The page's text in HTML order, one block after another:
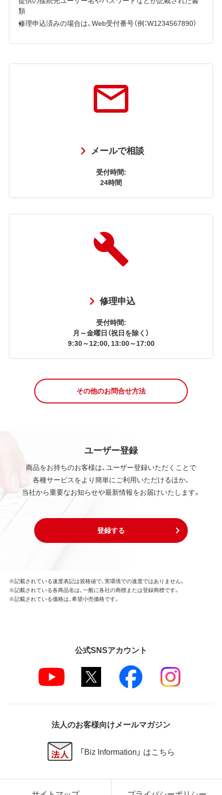
類
修理申込済みの場合は、Web受付番号（例：W1234567890）
メールで相談
受付時間:
24時間
修理申込
受付時間:
月～金曜日（祝日を除く）
9:30～12:00, 13:00～17:00
その他のお問合せ方法
ユーザー登録
商品をお持ちのお客様は、ユーザー登録いただくことで
各種サービスをより簡単にご利用いただけるほか、
当社から重要なお知らせや最新情報をお届けいたします。
登録する
※記載されている速度表記は規格値で、実環境での速度ではありません。
※記載されている各商品名は、一般に各社の商標または登録商標です。
※記載されている価格は、希望小売価格です。
公式SNSアカウント
法人のお客様向けメールマガジン
「Biz Information」 はこちら